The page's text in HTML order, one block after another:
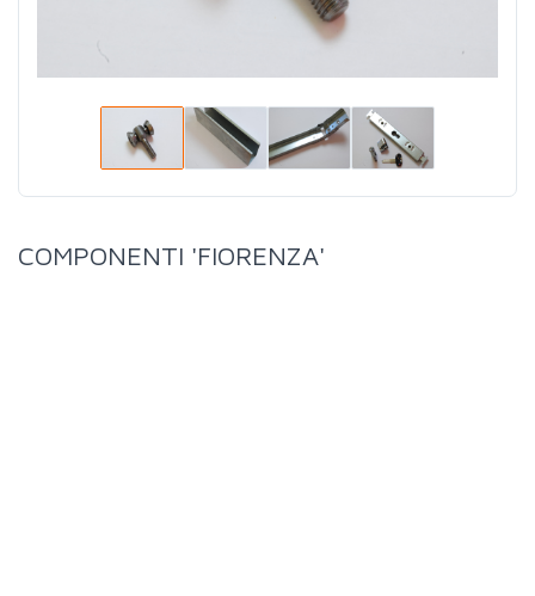
COMPONENTI 'FIORENZA'